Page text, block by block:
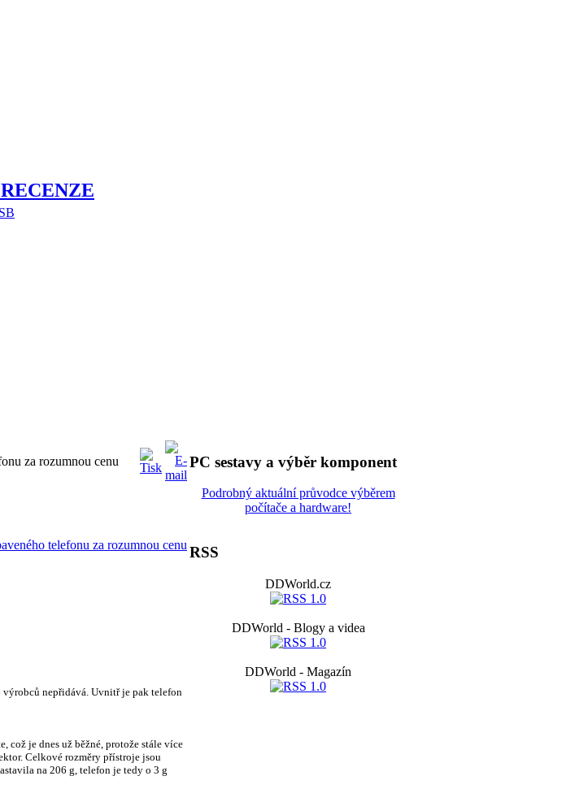
za rozumnou cenu
telefonu za rozumnou cenu
nepřidává. Uvnitř je pak telefon
což je dnes už běžné, protože stále více
Celkové rozměry přístroje jsou
na 206 g, telefon je tedy o 3 g
PC sestavy a výběr komponent
Podrobný aktuální průvodce výběrem
počítače a hardware!
RSS
DDWorld.cz
DDWorld - Blogy a videa
DDWorld - Magazín